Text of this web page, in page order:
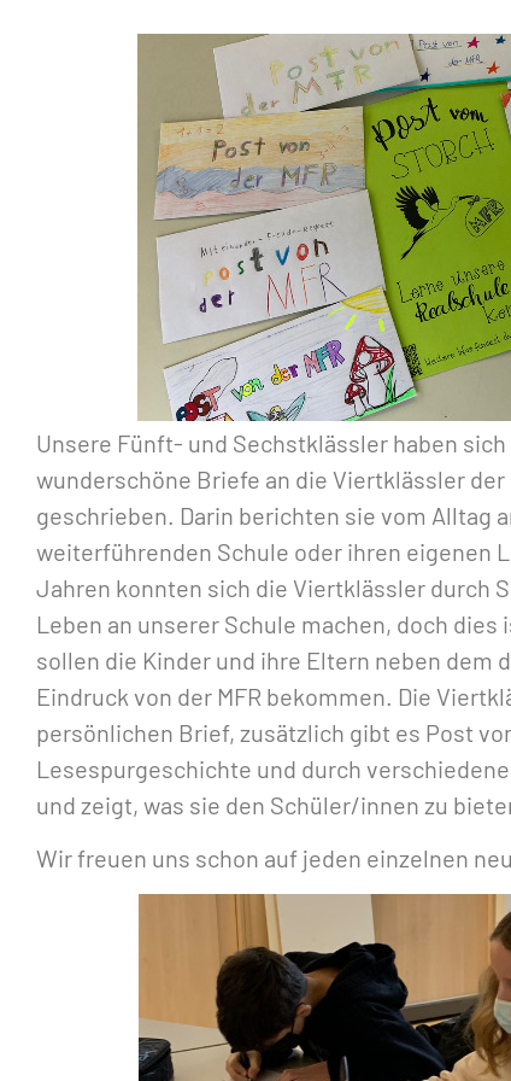
Unsere Fünft- und Sechstklässler haben
wunderschöne Briefe an die Viertklässler
geschrieben. Darin berichten sie vom Alltag
weiterführenden Schule oder ihren eigenen
Jahren konnten sich die Viertklässler durch
Leben an unserer Schule machen, doch
sollen die Kinder und ihre Eltern neben dem
Eindruck von der MFR bekommen. Die
persönlichen Brief, zusätzlich gibt es Post
Lesespurgeschichte und durch
und zeigt, was sie den Schüler/innen zu
Wir freuen uns schon auf jeden einzelnen